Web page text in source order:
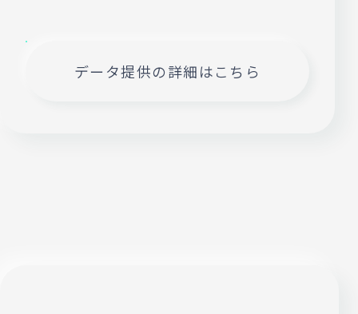
データ提供の詳細はこちら